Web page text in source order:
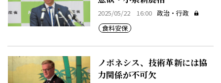
2025/05/22 16:00 政治・行政
食料安保
ノボネシス、技術革新には協
力関係が不可欠